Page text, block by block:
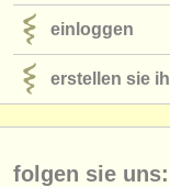
einloggen
erstellen sie
folgen sie uns: